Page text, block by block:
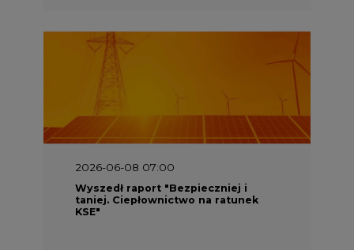
2026-06-08 07:00
Wyszedł raport "Bezpieczniej i
taniej. Ciepłownictwo na ratunek
KSE"